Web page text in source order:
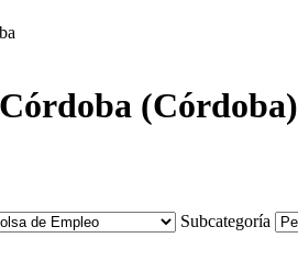
(Córdoba)
Subcategoría